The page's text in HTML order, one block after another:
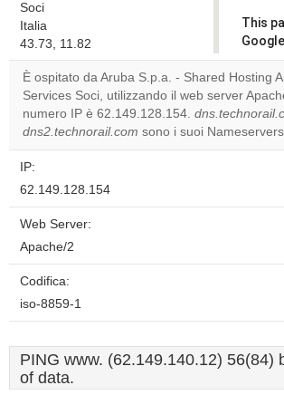
Soci
Italia
43.73, 11.82
This
Do
own
È ospitato da Aruba S.p.a. - Shared Hosting
Services Soci, utilizzando il web server
numero IP è 62.149.128.154.
dns2.technorail.com sono i suoi
IP:
62.149.128.154
Web Server:
Apache/2
Codifica:
iso-8859-1
PING www. (62.149.140.12) 56(84)
of data.